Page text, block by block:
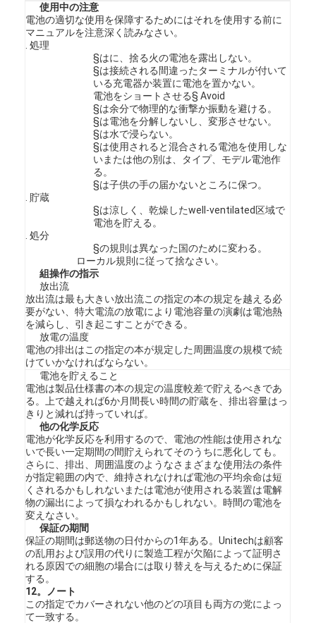
李Socl2電池
第一次リチウム電池
ハイブリッド車電池
使用中の注意
電池の適切な使用を保障するためにはそれを使用する前に
マニュアルを注意深く読みなさい。
. 処理
§はに、捨る火の電池を露出しない。
§は接続される間違ったターミナルが付いて
いる充電器か装置に電池を置かない。
電池をショートさせる§ Avoid
§は余分で物理的な衝撃か振動を避ける。
§は電池を分解しないし、変形させない。
§は水で浸らない。
§は使用されると混合される電池を使用しな
いまたは他の別は、タイプ、モデル電池作
る。
§は子供の手の届かないところに保つ。
. 貯蔵
§は涼しく、乾燥したwell-ventilated区域で
電池を貯える。
. 処分
§の規則は異なった国のために変わる。
ローカル規則に従って捨なさい。
組操作の指示
放出流
放出流は最も大きい放出流この指定の本の規定を越える必
要がない、特大電流の放電により電池容量の演劇は電池熱
を減らし、引き起こすことができる。
放電の温度
電池の排出はこの指定の本が規定した周囲温度の規模で続
けていかなければならない。
電池を貯えること
電池は製品仕様書の本の規定の温度較差で貯えるべきであ
る。上で越えれば6か月間長い時間の貯蔵を、排出容量はっ
きりと減れば持っていれば。
他の化学反応
電池が化学反応を利用するので、電池の性能は使用されな
いで長い一定期間の間貯えられてそのうちに悪化しても。
さらに、排出、周囲温度のようなさまざまな使用法の条件
が指定範囲の内で、維持されなければ電池の平均余命は短
くされるかもしれないまたは電池が使用される装置は電解
物の漏出によって損なわれるかもしれない。時間の電池を
変えなさい。
保証の期間
保証の期間は郵送物の日付からの1年ある。Unitechは顧客
の乱用および誤用の代りに製造工程が欠陥によって証明さ
れる原因での細胞の場合には取り替えを与えるために保証
する。
12。ノート
この指定でカバーされない他のどの項目も両方の党によっ
て一致する。